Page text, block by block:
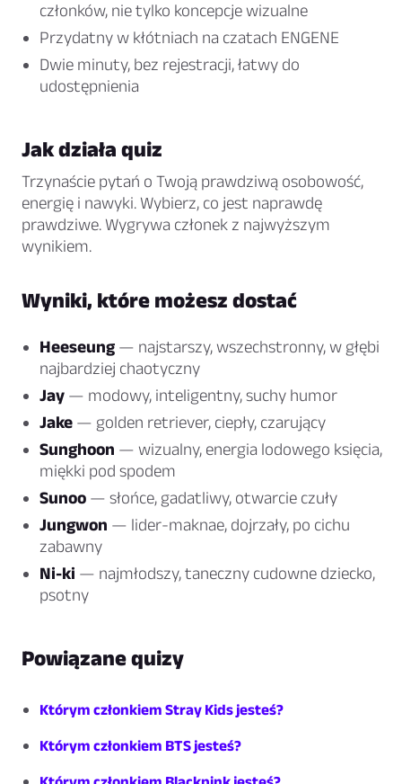
członków, nie tylko koncepcje wizualne
Przydatny w kłótniach na czatach ENGENE
Dwie minuty, bez rejestracji, łatwy do
udostępnienia
Jak działa quiz
Trzynaście pytań o Twoją prawdziwą osobowość,
energię i nawyki. Wybierz, co jest naprawdę
prawdziwe. Wygrywa członek z najwyższym
wynikiem.
Wyniki, które możesz dostać
Heeseung — najstarszy, wszechstronny, w głębi
najbardziej chaotyczny
Jay — modowy, inteligentny, suchy humor
Jake — golden retriever, ciepły, czarujący
Sunghoon — wizualny, energia lodowego księcia,
miękki pod spodem
Sunoo — słońce, gadatliwy, otwarcie czuły
Jungwon — lider-maknae, dojrzały, po cichu
zabawny
Ni-ki — najmłodszy, taneczny cudowne dziecko,
psotny
Powiązane quizy
Którym członkiem Stray Kids jesteś?
Którym członkiem BTS jesteś?